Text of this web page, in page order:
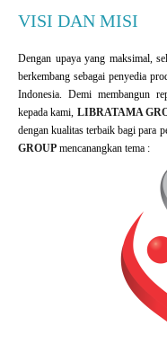
VISI DAN MISI
Dengan upaya yang maksimal,
berkembang sebagai penyedia
Indonesia. Demi membangun
kepada kami, LIBRATAMA
dengan kualitas terbaik bagi para
GROUP mencanangkan tema :